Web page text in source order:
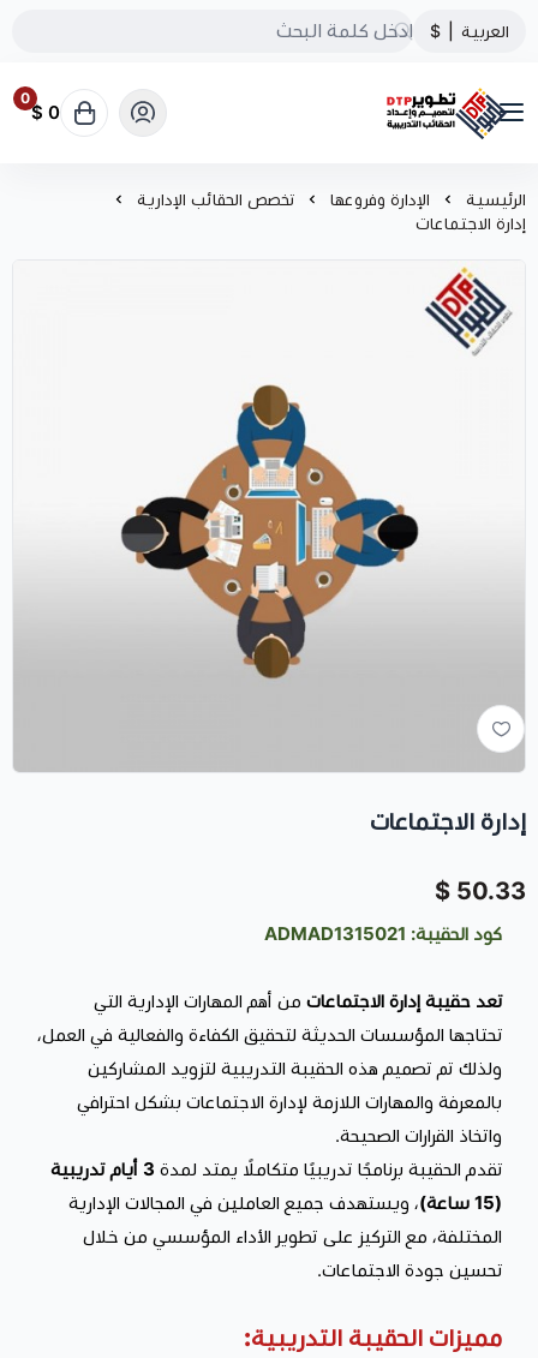
العربية $
تطوير الحقائب التدريبية
0
0 $
الرئيسية الإدارة وفروعها
تخصص الحقائب الإدارية
إدارة الاجتماعات
إدارة الاجتماعات
50.33 $
كود الحقيبة: ADMAD1315021
تعد حقيبة إدارة الاجتماعات من أهم المهارات الإدارية التي
تحتاجها المؤسسات الحديثة لتحقيق الكفاءة والفعالية في العمل،
ولذلك تم تصميم هذه الحقيبة التدريبية لتزويد المشاركين
بالمعرفة والمهارات اللازمة لإدارة الاجتماعات بشكل احترافي
واتخاذ القرارات الصحيحة.
تقدم الحقيبة برنامجًا تدريبيًا متكاملًا يمتد لمدة
3 أيام تدريبية
(15 ساعة)
، ويستهدف جميع العاملين في المجالات الإدارية
المختلفة، مع التركيز على تطوير الأداء المؤسسي من خلال
تحسين جودة الاجتماعات.
مميزات الحقيبة التدريبية: